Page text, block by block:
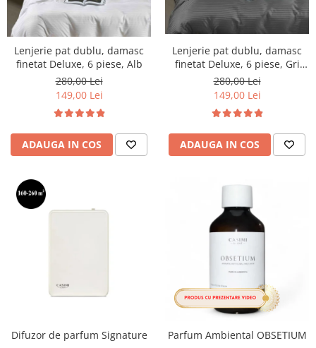
Lenjerie pat dublu, damasc
finetat Deluxe, 6 piese, Alb
280,00 Lei
149,00 Lei
ADAUGA IN COS
Lenjerie pat dublu, damasc
finetat Deluxe, 6 piese, Gri
Inchis
280,00 Lei
149,00 Lei
ADAUGA IN COS
Difuzor de parfum Signature
Parfum Ambiental OBSETIUM